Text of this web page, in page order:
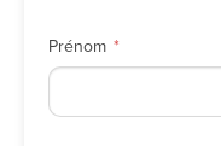
Prénom